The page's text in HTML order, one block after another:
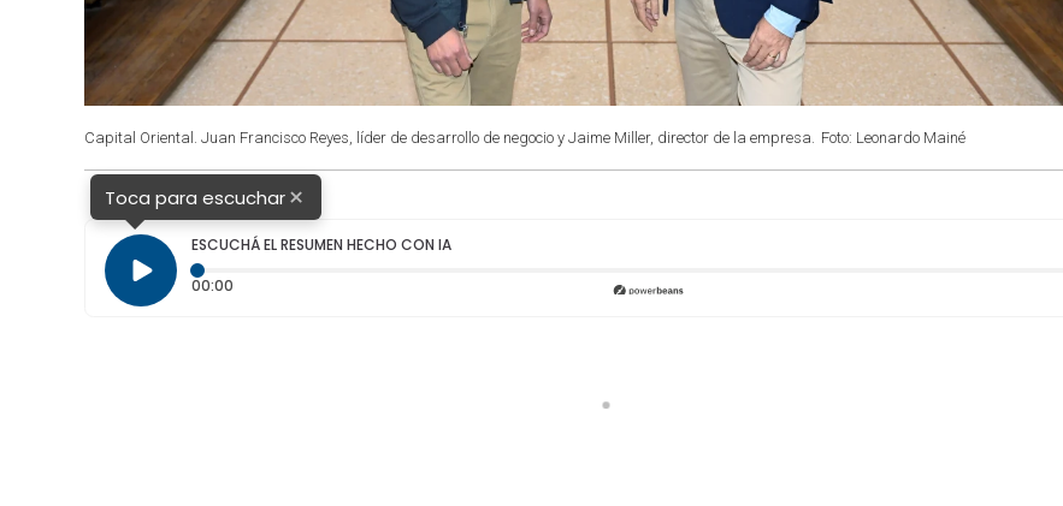
Capital Oriental. Juan Francisco Reyes, líder de desarrollo de negocio y Jaime Miller, director de la empresa. Foto: Leonardo Mainé
Toca para escuchar×
ESCUCHÁ EL RESUMEN HECHO CON IA
00:00